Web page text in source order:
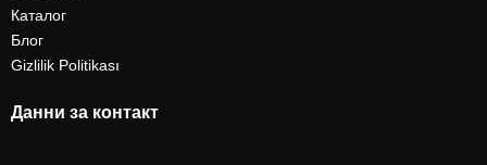
Каталог
Блог
Gizlilik Politikası
Данни за контакт